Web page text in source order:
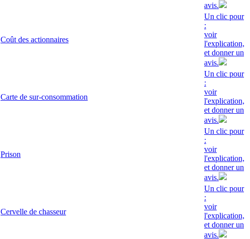
avis.
Coût des actionnaires
Un clic pour
:
voir
l'explication,
et donner un
avis.
Carte de sur-consommation
Un clic pour
:
voir
l'explication,
et donner un
avis.
Prison
Un clic pour
:
voir
l'explication,
et donner un
avis.
Cervelle de chasseur
Un clic pour
:
voir
l'explication,
et donner un
avis.